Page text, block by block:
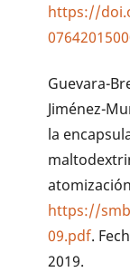
https://
Guevara-
Jiménez-
la
https://
09.pdf.
2019.